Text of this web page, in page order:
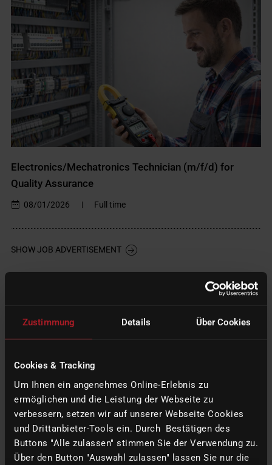
Zustimmung Details Über Cookies
Cookies & Tracking
Um Ihnen ein angenehmes Online-Erlebnis zu
ermöglichen und die Leistung der Webseite zu
verbessern, setzen wir auf unserer Webseite Cookies
und Drittanbieter-Tools ein. Durch Bestätigen des
Buttons "Alle zulassen" stimmen Sie der Verwendung zu.
Über den Button "Auswahl zulassen" lassen Sie nur die
Electronics/Mechatronics Technician (m/f/d) for
Quality Assurance
08/01/2026 | Full time
SHOW JOB ADVERTISEMENT
In-house commissioning technician (m/f/d)